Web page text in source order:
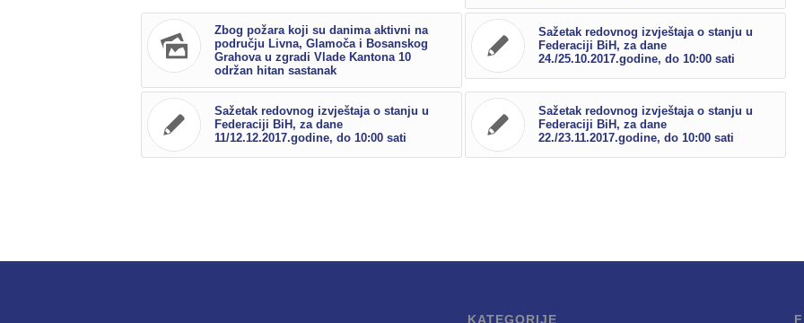
Zbog požara koji su danima aktivni na
području Livna, Glamoča i Bosanskog
Grahova u zgradi Vlade Kantona 10
održan hitan sastanak
Sažetak redovnog izvještaja o stanju u
Federaciji BiH, za dane
24./25.10.2017.godine, do 10:00 sati
Sažetak redovnog izvještaja o stanju u
Federaciji BiH, za dane
11/12.12.2017.godine, do 10:00 sati
Sažetak redovnog izvještaja o stanju u
Federaciji BiH, za dane
22./23.11.2017.godine, do 10:00 sati
KATEGORIJE